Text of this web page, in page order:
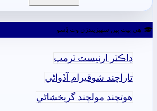
ھِي بيت ٻين سھيڙيندڙن وٽ ڏِسو
ڊاڪٽر ارنيسٽ ٽرمپ
تاراچند شوقيرام آڏواڻي
ھوتچند مولچند گربخشاڻي